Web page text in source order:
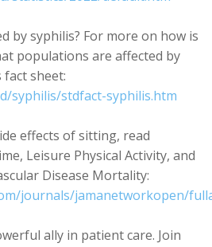
by syphilis? For more on how is
populations are affected by
fact sheet:
syphilis/stdfact-syphilis.htm
effects of sitting, read
Leisure Physical Activity, and
Disease Mortality:
journals/jamanetworkopen/
ally in patient care. Join